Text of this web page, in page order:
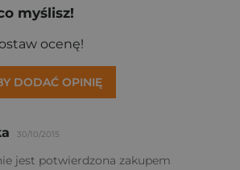
myślisz!
ocenę!
DODAĆ OPINIĘ
30/10/2015
jest potwierdzona zakupem